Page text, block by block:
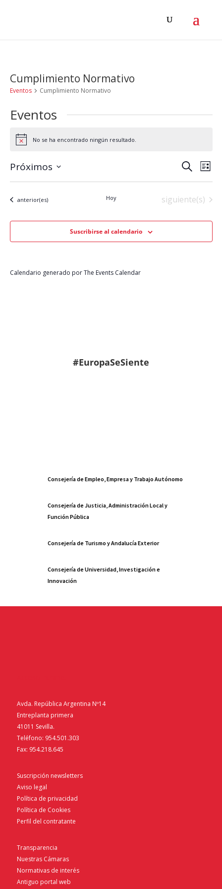
Cumplimiento Normativo
Eventos Cumplimiento Normativo
Eventos
Aviso No se ha encontrado ningún resultado.
de
vistas
de
Buscar
de
de
Lista
Próximos
fecha.
Eventos
anterior(es) Hoy Eventos
siguiente(s)
Suscribirse al calendario
Calendario generado porThe Events Calendar
#EuropaSeSiente
Consejería de Empleo, Empresa y Trabajo Autónomo
Consejería de Justicia, Administración Local y
Función Pública
Consejería de Turismo y Andalucía Exterior
Consejería de Universidad, Investigación e
Innovación
Avda. República Argentina Nº14
Entreplanta primera
41011 Sevilla.
Teléfono: 954.501.303
Fax: 954.218.645
Suscripción newsletters
Aviso legal
Política de privacidad
Política de Cookies
Perfil del contratante
Transparencia
Nuestras Cámaras
Normativas de interés
Antiguo portal web